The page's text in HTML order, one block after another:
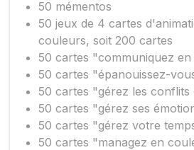
50 mémentos
50 jeux de 4 cartes
couleurs, soit 200 cartes
50 cartes "communiquez
50 cartes "épanouissez-
50 cartes "gérez les
50 cartes "gérez ses
50 cartes "gérez votre
50 cartes "managez en